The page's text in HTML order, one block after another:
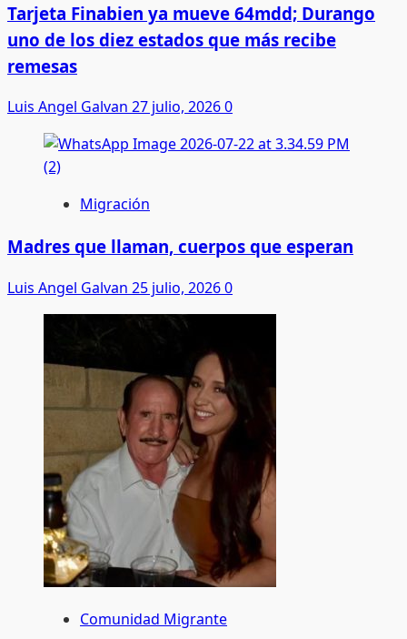
Tarjeta Finabien ya mueve 64mdd; Durango
uno de los diez estados que más recibe
remesas
Luis Angel Galvan 27 julio, 20260
Migración
Madres que llaman, cuerpos que esperan
Luis Angel Galvan 25 julio, 20260
Comunidad Migrante